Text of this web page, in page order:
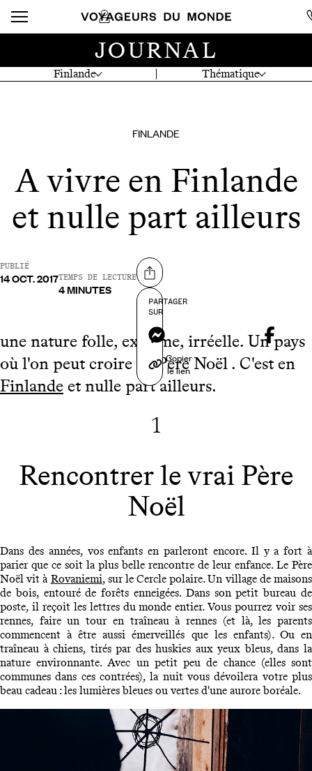
Finlande Thématique
JOURNAL
FINLANDE
A vivre en Finlande
et nulle part ailleurs
PUBLIÉ
14 OCT. 2017TEMPS DE LECTURE
4 MINUTES
Partager sur
PARTAGER
SUR
Messenger
Copier
le lien
une nature folle, extrême, irréelle. Un pays
où l'on peut croire au Père Noël . C'est en
Finlande et nulle part ailleurs.
1
Rencontrer le vrai Père
Noël
Dans des années, vos enfants en parleront encore. Il y a fort à
parier que ce soit la plus belle rencontre de leur enfance. Le Père
Noël vit à Rovaniemi, sur le Cercle polaire. Un village de maisons
de bois, entouré de forêts enneigées. Dans son petit bureau de
poste, il reçoit les lettres du monde entier. Vous pourrez voir ses
rennes, faire un tour en traîneau à rennes (et là, les parents
commencent à être aussi émerveillés que les enfants). Ou en
traîneau à chiens, tirés par des huskies aux yeux bleus, dans la
nature environnante. Avec un petit peu de chance (elles sont
communes dans ces contrées), la nuit vous dévoilera votre plus
beau cadeau : les lumières bleues ou vertes d'une aurore boréale.